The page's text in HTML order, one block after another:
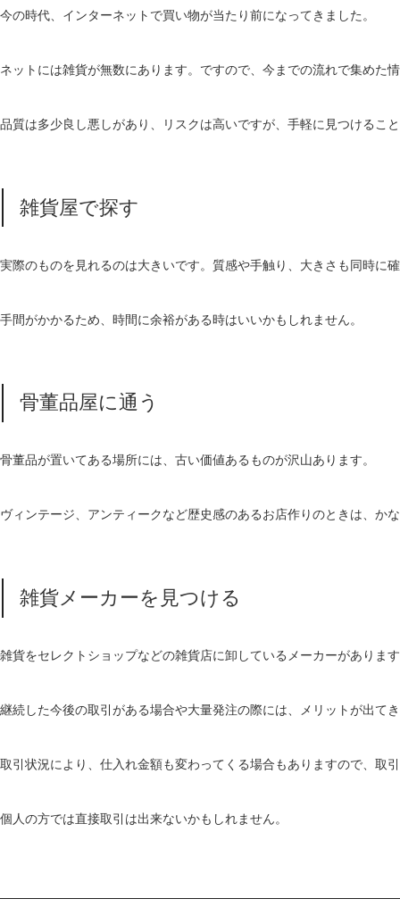
今の時代、インターネットで買い物が当たり前になってきました。
ネットには雑貨が無数にあります。ですので、今までの流れで集めた
品質は多少良し悪しがあり、リスクは高いですが、手軽に見つけるこ
雑貨屋で探す
実際のものを見れるのは大きいです。質感や手触り、大きさも同時に
手間がかかるため、時間に余裕がある時はいいかもしれません。
骨董品屋に通う
骨董品が置いてある場所には、古い価値あるものが沢山あります。
ヴィンテージ、アンティークなど歴史感のあるお店作りのときは、か
雑貨メーカーを見つける
雑貨をセレクトショップなどの雑貨店に卸しているメーカーがありま
継続した今後の取引がある場合や大量発注の際には、メリットが出て
取引状況により、仕入れ金額も変わってくる場合もありますので、取
個人の方では直接取引は出来ないかもしれません。